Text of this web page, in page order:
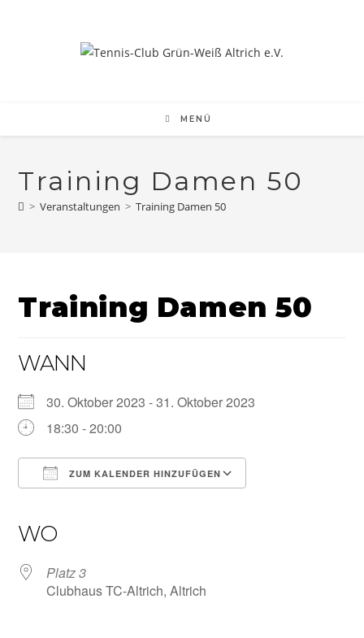
MENÜ
Training Damen 50
> Veranstaltungen > Training Damen 50
Training Damen 50
WANN
30. Oktober 2023 - 31. Oktober 2023
18:30 - 20:00
ZUM KALENDER HINZUFÜGEN
WO
Platz 3
Clubhaus TC-Altrich, Altrich